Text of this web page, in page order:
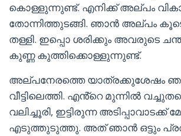
കൊള്ളുന്നുണ്ട്. എനിക്ക് അല്പം
തോന്നിത്തുടങ്ങി. ഞാൻ അല്പം
തള്ളി. ഇപ്പൊ ശരിക്കും അവരുടെ
കുണ്ണ കുത്തിക്കൊള്ളുന്നുണ്ട്.
അല്പനേരത്തെ യാത്രക്കുശേഷം
വീട്ടിലെത്തി. എൻ്റെ മുന്നിൽ
വലിച്ചൂരി, ഇട്ടിരുന്ന അടിപ്പാവാടക്ക്
എടുത്തുടുത്തു. അത് ഞാൻ ഒട്ടും